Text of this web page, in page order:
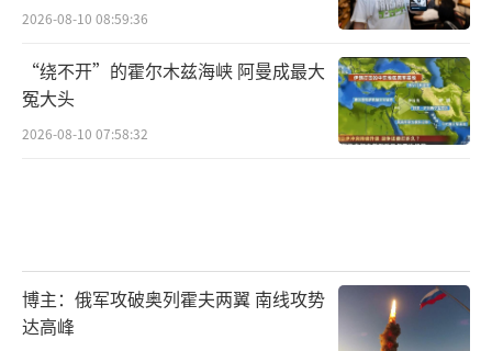
2026-08-10 08:59:36
“绕不开”的霍尔木兹海峡 阿曼成最大
冤大头
2026-08-10 07:58:32
博主：俄军攻破奥列霍夫两翼 南线攻势
达高峰